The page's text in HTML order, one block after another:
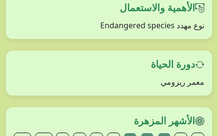
الأهمية والاستعمال
نوع مهدد Endangered species
دورة الحياة
معمر ريزومي
الأشهر المزهرة